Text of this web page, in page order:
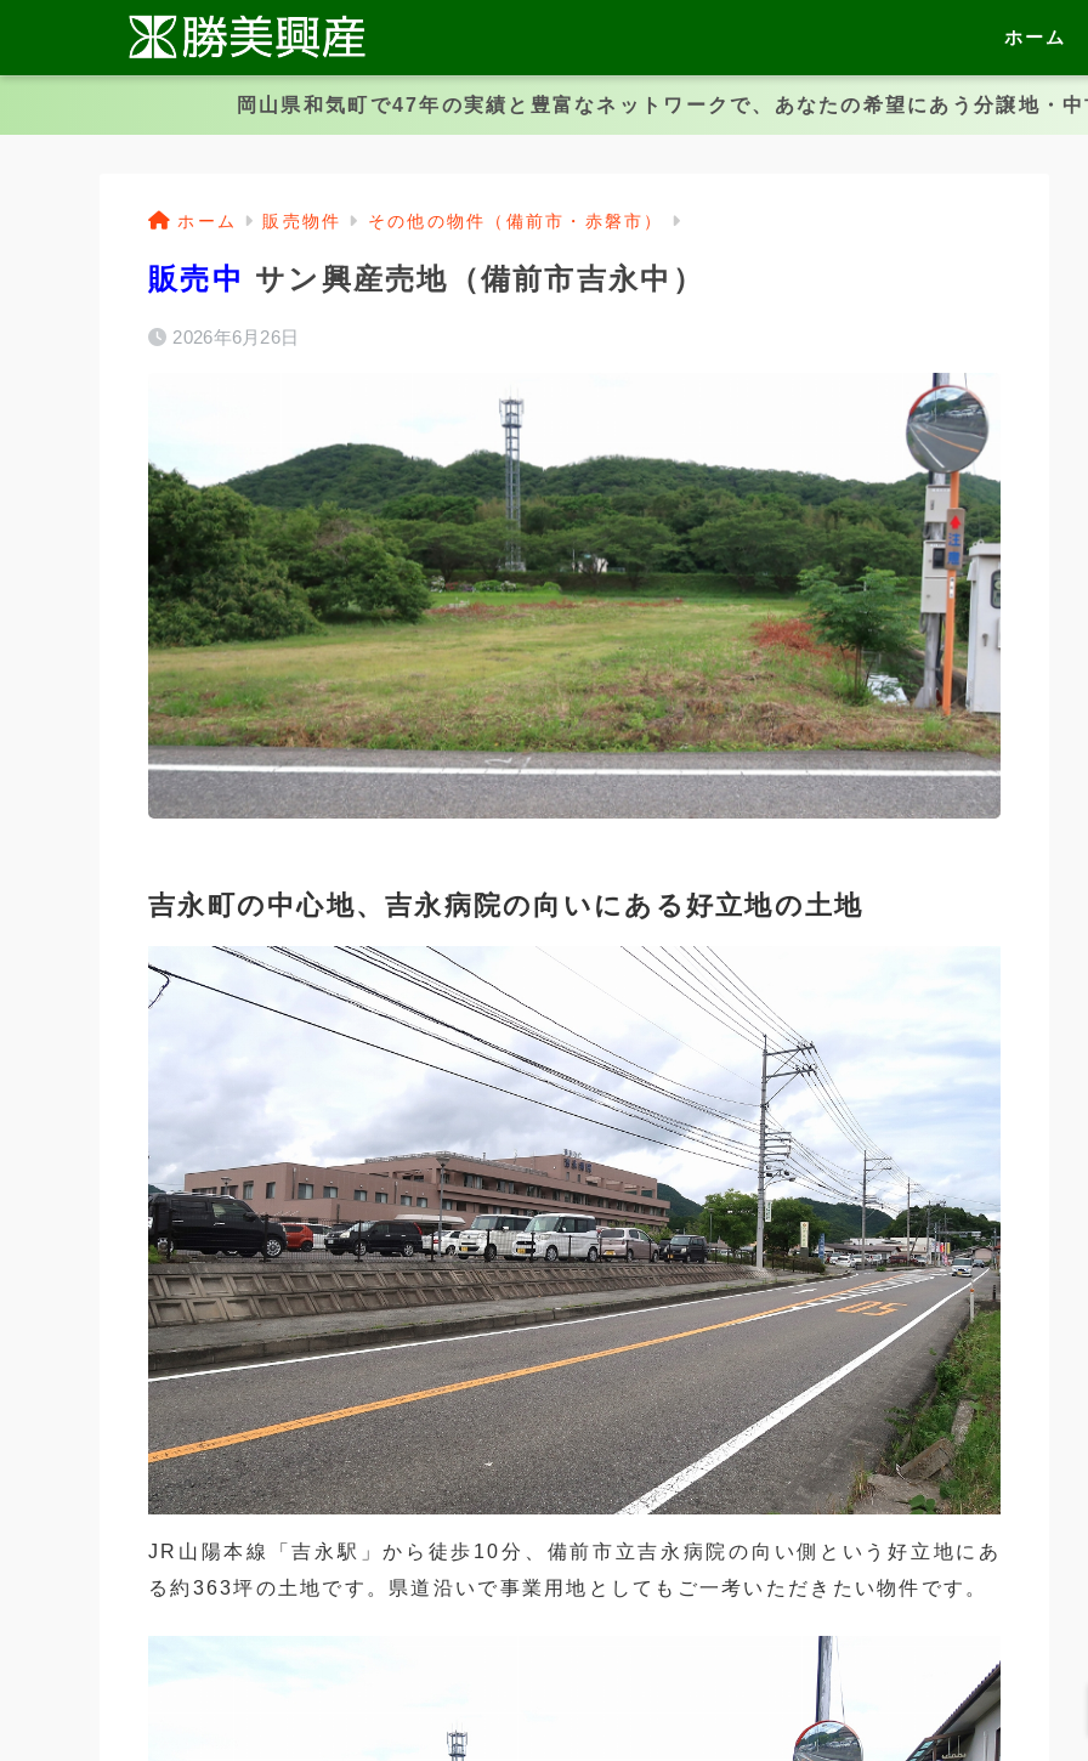
ホーム
岡山県和気町で47年の実績と豊富なネットワークで、あなたの希望にあう分譲地・
ホーム 販売物件 その他の物件（備前市・赤磐市）
販売中 サン興産売地（備前市吉永中）
2026年6月26日
吉永町の中心地、吉永病院の向いにある好立地の土地
JR山陽本線「吉永駅」から徒歩10分、備前市立吉永病院の向い側という好立地にあ
る約363坪の土地です。県道沿いで事業用地としてもご一考いただきたい物件です。